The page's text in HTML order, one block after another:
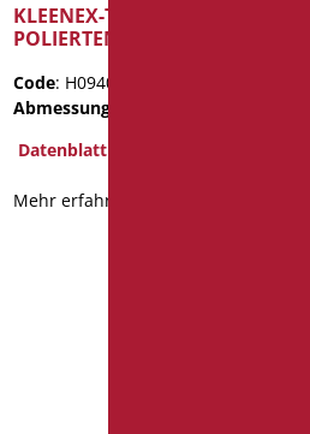
KLEENEX-TÜR AUS
POLIERTEM STAHL
Code: H0940/99
Abmessungen
Datenblatt
Mehr erfahren